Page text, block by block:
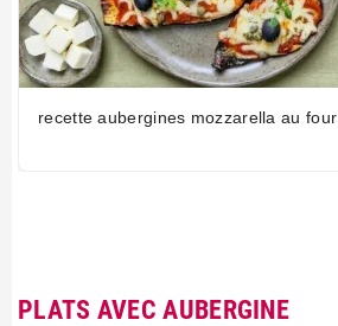
recette aubergines mozzarella au four
PLATS AVEC AUBERGINE